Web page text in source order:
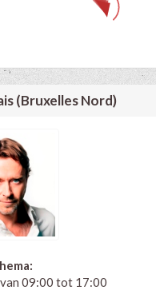
(Bruxelles Nord)
09:00 tot 17:00